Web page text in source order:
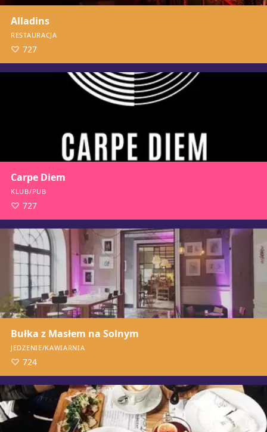
Alladins
RESTAURACJA
727
Carpe Diem
KLUB/PUB
727
Bułka z Masłem na Solnym
JEDZENIE/KAWIARNIA
724